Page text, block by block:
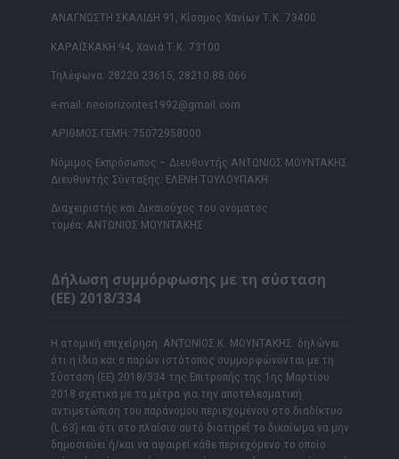
ΑΝΑΓΝΩΣΤΗ ΣΚΑΛΙΔΗ 91, Κίσαμος Χανίων Τ.Κ. 73400
ΚΑΡΑΪΣΚΑΚΗ 94, Χανιά Τ.Κ. 73100
Τηλέφωνα: 28220 23615, 28210 88.066
e-mail: neoiorizontes1992@gmail.com
ΑΡΙΘΜΟΣ ΓΕΜΗ: 75072958000
Νόμιμος Εκπρόσωπος – Διευθυντής ΑΝΤΩΝΙΟΣ ΜΟΥΝΤΑΚΗΣ
Διευθυντής Σύνταξης: ΕΛΕΝΗ ΤΟΥΛΟΥΠΑΚΗ
Διαχειριστής και Δικαιούχος του ονόματος
τομέα: ΑΝΤΩΝΙΟΣ ΜΟΥΝΤΑΚΗΣ
Δήλωση συμμόρφωσης με τη σύσταση
(ΕΕ) 2018/334
Η ατομική επιχείρηση ΑΝΤΩΝΙΟΣ Κ. ΜΟΥΝΤΑΚΗΣ δηλώνει
ότι η ίδια και ο παρών ιστότοπος συμμορφώνονται με τη
Σύσταση (ΕΕ) 2018/334 της Επιτροπής της 1ης Μαρτίου
2018 σχετικά με τα μέτρα για την αποτελεσματική
αντιμετώπιση του παράνομου περιεχομένου στο διαδίκτυο
(L 63) και ότι στο πλαίσιο αυτό διατηρεί το δικαίωμα να μην
δημοσιεύει ή/και να αφαιρεί κάθε περιεχόμενο το οποίο